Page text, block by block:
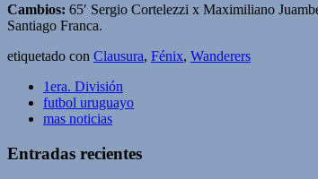
Cambios: 65′ Sergio Cortelezzi x Maximiliano
Santiago Franca.
etiquetado con Clausura, Fénix, Wanderers
1era. División
futbol uruguayo
mas noticias
Entradas recientes